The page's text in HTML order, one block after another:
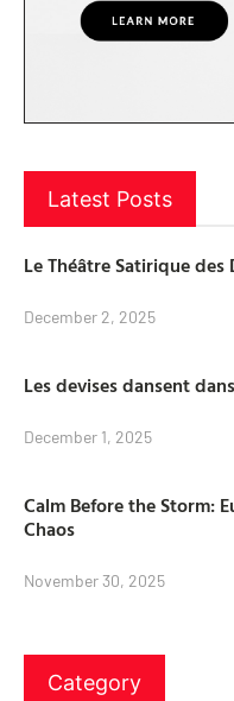
Latest Posts
Le Théâtre Satirique des
December 2, 2025
Les devises dansent
December 1, 2025
Calm Before the Storm:
Chaos
November 30, 2025
Category